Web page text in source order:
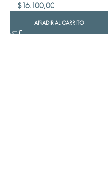
$16.100,00
AÑADIR AL CARRITO